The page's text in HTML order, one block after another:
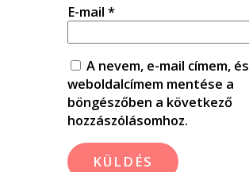
E-mail *
A nevem, e-mail címem, és
weboldalcímem mentése a
böngészőben a következő
hozzászólásomhoz.